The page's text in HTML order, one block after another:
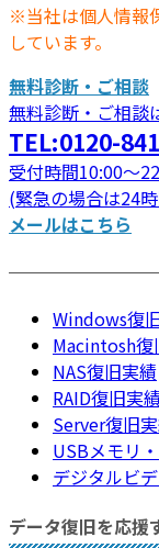
※当社は個人情報
しています。
無料診断・ご相談
無料診断・ご相談
TEL:0120-
受付時間10:00～
(緊急の場合は24
メールはこちら
Windows復
Macintosh復
NAS復旧実績
RAID復旧実
Server復旧
USBメモリ
デジタルビ
データ復旧を応援